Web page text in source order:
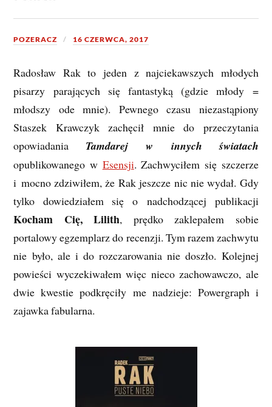
POZERACZ 16 CZERWCA, 2017
Radosław Rak to jeden z najciekawszych młodych
pisarzy parających się fantastyką (gdzie młody =
młodszy ode mnie). Pewnego czasu niezastąpiony
Staszek Krawczyk zachęcił mnie do przeczytania
opowiadania Tamdarej w innych światach
opublikowanego w Esensji. Zachwyciłem się szczerze
i mocno zdziwiłem, że Rak jeszcze nic nie wydał. Gdy
tylko dowiedziałem się o nadchodzącej publikacji
Kocham Cię, Lilith, prędko zaklepałem sobie
portalowy egzemplarz do recenzji. Tym razem zachwytu
nie było, ale i do rozczarowania nie doszło. Kolejnej
powieści wyczekiwałem więc nieco zachowawczo, ale
dwie kwestie podkręciły me nadzieje: Powergraph i
zajawka fabularna.